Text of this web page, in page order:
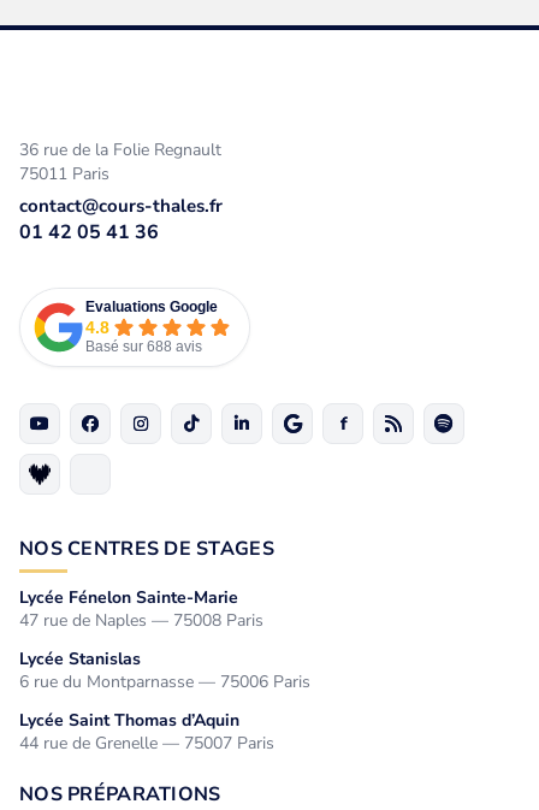
36 rue de la Folie Regnault
75011 Paris
contact@cours-thales.fr
01 42 05 41 36
Evaluations Google
4.8
Basé sur 688 avis
NOS CENTRES DE STAGES
Lycée Fénelon Sainte-Marie
47 rue de Naples — 75008 Paris
Lycée Stanislas
6 rue du Montparnasse — 75006 Paris
Lycée Saint Thomas d’Aquin
44 rue de Grenelle — 75007 Paris
NOS PRÉPARATIONS